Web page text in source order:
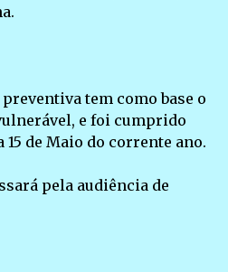
tem como base o
e foi cumprido
de Maio do corrente ano.
pela audiência de